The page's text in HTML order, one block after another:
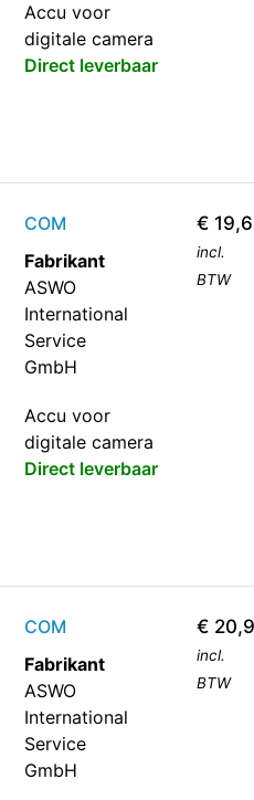
Accu voor
digitale camera
Direct leverbaar
COM
Fabrikant
ASWO
International
Service
GmbH
Accu voor
digitale camera
Direct leverbaar
€
incl.
BTW
COM
Fabrikant
ASWO
International
Service
GmbH
€
incl.
BTW